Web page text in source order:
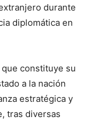
durante
diplomática en
constituye su
a la nación
estratégica y
tras diversas